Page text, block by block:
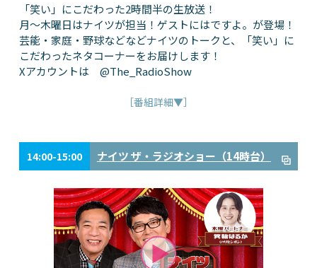
「笑い」にこだわった2時間半の生放送！
月～木曜日はナイツが担当！ゲストにはですよ。が登場！
芸能・家庭・野球などなどナイツのトークと、「笑い」に
こだわったネタコーナーをお届けします！
Xアカウントは @The_RadioShow
［番組詳細▼］
14:00-15:00 ナイツ ザ・ラジオショー（14時台）